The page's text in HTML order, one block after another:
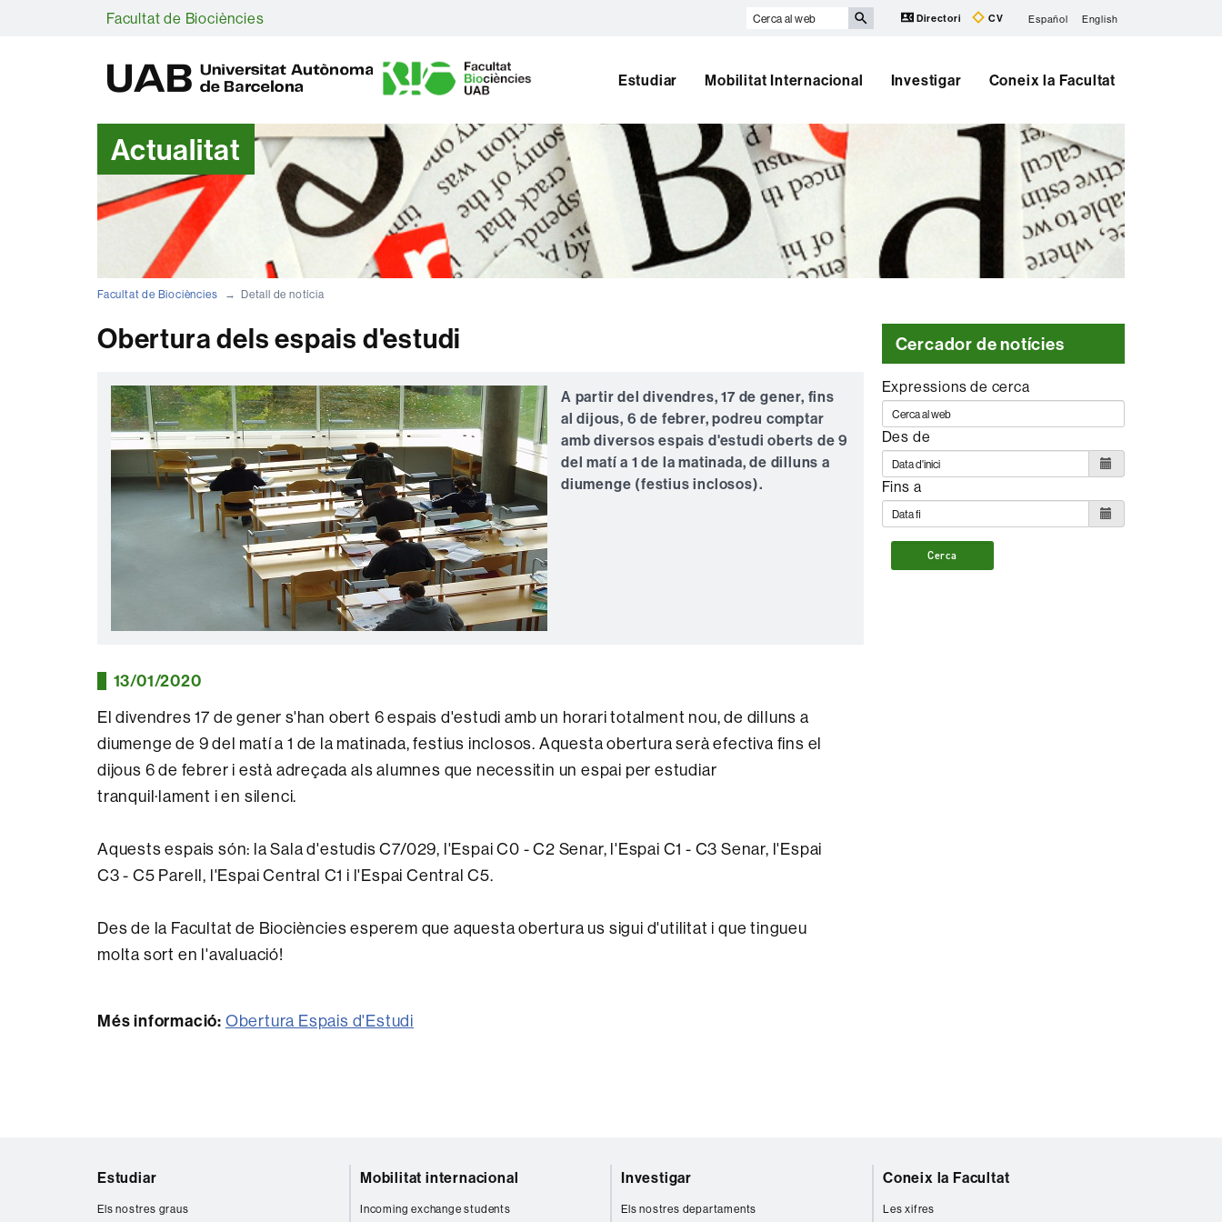
Facultat de Biociències
Cerca
Directori CV Español English
A
B
Estudiar Mobilitat Internacional Investigar Coneix la Facultat
Actualitat
Facultat de Biociències Detall de notícia
Obertura dels espais d'estudi
A partir del divendres, 17 de gener, fins
al dijous, 6 de febrer, podreu comptar
amb diversos espais d'estudi oberts de 9
del matí a 1 de la matinada, de dilluns a
diumenge (festius inclosos).
13/01/2020
El divendres 17 de gener s'han obert 6 espais d'estudi amb un horari totalment nou, de dilluns a
diumenge de 9 del matí a 1 de la matinada, festius inclosos. Aquesta obertura serà efectiva fins el
dijous 6 de febrer i està adreçada als alumnes que necessitin un espai per estudiar
tranquil·lament i en silenci.
Aquests espais són: la Sala d'estudis C7/029, l'Espai C0 - C2 Senar, l'Espai C1 - C3 Senar, l'Espai
C3 - C5 Parell, l'Espai Central C1 i l'Espai Central C5.
Des de la Facultat de Biociències esperem que aquesta obertura us sigui d'utilitat i que tingueu
molta sort en l'avaluació!
Més informació: Obertura Espais d'Estudi
Cercador de notícies
Expressions de cerca
Des de
Fins a
Cerca
Estudiar
Els nostres graus
Mobilitat internacional
Incoming exchange students
Investigar
Els nostres departaments
Coneix la Facultat
Les xifres